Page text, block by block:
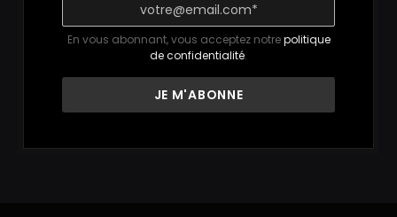
En vous abonnant, vous acceptez notrepolitique
de confidentialité.